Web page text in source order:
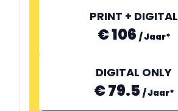
PRINT + DIGITAL
€ 106 /Jaar*
DIGITAL ONLY
€ 79.5 /Jaar*